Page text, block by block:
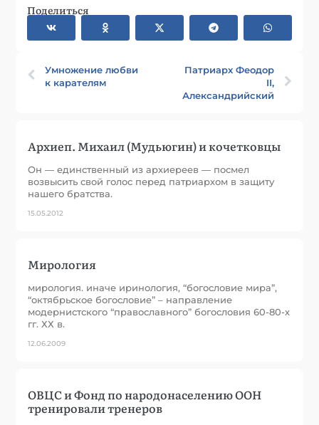
Поделиться
Умножение любви
к карателям
Патриарх Феодор
II,
Александрийский
Архиеп. Михаил (Мудьюгин) и кочетковцы
Он — единственный из архиереев — посмел
возвысить свой голос перед патриархом в защиту
нашего братства.
15.05.2012
Мирология
мирология. иначе иринология, “богословие мира”,
“октябрьское богословие” – направление
модернистского “православного” богословия 60-80-х
гг. ХХ в.
12.06.2009
ОВЦС и Фонд по народонаселению ООН
тренировали тренеров